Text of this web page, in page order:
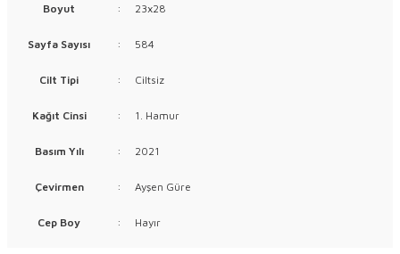
Boyut : 23x28
Sayfa Sayısı : 584
Cilt Tipi : Ciltsiz
Kağıt Cinsi : 1. Hamur
Basım Yılı : 2021
Çevirmen : Ayşen Güre
Cep Boy : Hayır